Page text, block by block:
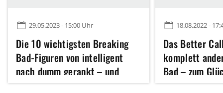
29.05.2023 - 15:00 Uhr
Die 10 wichtigsten Breaking
Bad-Figuren von intelligent
nach dumm gerankt – und
Walter White kommt erst auf
18.08.2022 -
Das Better
komplett
Bad – zum